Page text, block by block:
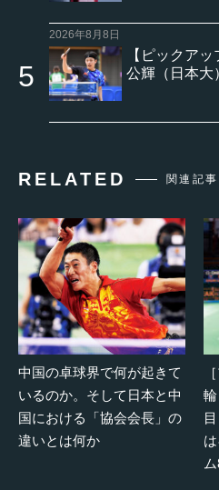
2026年8月8日
【ピックア
公輝（日本大
RELATED 関連記事
中国の卓球界で何が起きて
いるのか。そして日本と中
国における「協会会長」の
違いとは何か